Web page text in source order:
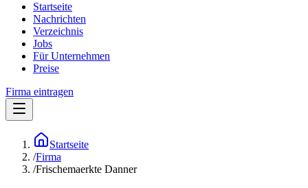
Startseite
Nachrichten
Verzeichnis
Jobs
Für Unternehmen
Preise
Firma eintragen
Startseite
/Firma
/Frischemaerkte Danner